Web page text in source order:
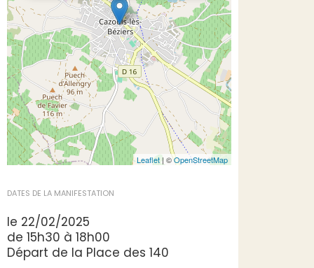
Leaflet| ©OpenStreetMap
DATES DE LA MANIFESTATION
le 22/02/2025
de 15h30 à 18h00
Départ de la Place des 140